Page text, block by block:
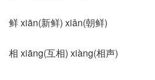
鲜 xiān(新鲜) xiǎn(朝鲜)
相 xiāng(互相) xiàng(相声)